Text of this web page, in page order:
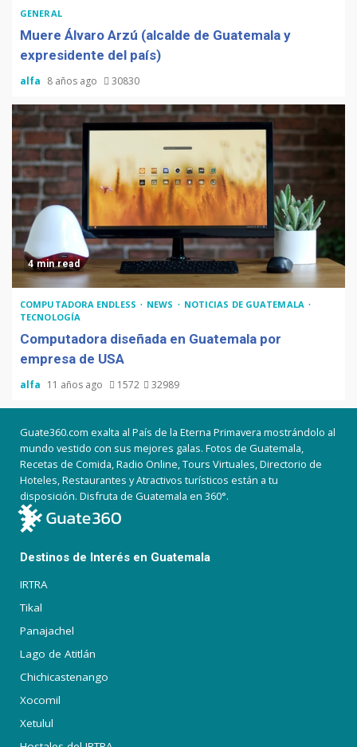
GENERAL
Muere Álvaro Arzú (alcalde de Guatemala y
expresidente del país)
alfa 8 años ago 30830
4 min read
COMPUTADORA ENDLESS NEWS
NOTICIAS DE GUATEMALA
TECNOLOGÍA
Computadora diseñada en Guatemala por
empresa de USA
alfa 11 años ago 1572 32989
Guate360.com exalta al País de la Eterna Primavera mostrándolo al
mundo vestido con sus mejores galas. Fotos de Guatemala,
Recetas de Comida, Radio Online, Tours Virtuales, Directorio de
Hoteles, Restaurantes y Atractivos turísticos están a tu
disposición. Disfruta de Guatemala en 360°.
Destinos de Interés en Guatemala
IRTRA
Tikal
Panajachel
Lago de Atitlán
Chichicastenango
Xocomil
Xetulul